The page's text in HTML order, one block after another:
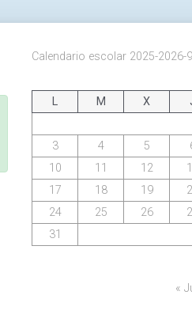
Calendario escolar 2025-2026-
L M X
3
4 5
10
11 12
17
18 19
24
25 26
31
«